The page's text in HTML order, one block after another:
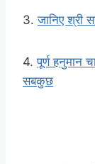
3.जानिए श्री
4.पूर्ण हनुमान
सबकुछ